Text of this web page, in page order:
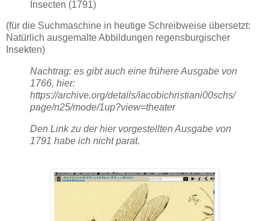
Insecten (1791)
(für die Suchmaschine in heutige Schreibweise übersetzt:
Natürlich ausgemalte Abbildungen regensburgischer
Insekten)
Nachtrag: es gibt auch eine frühere Ausgabe von
1766, hier:
https://archive.org/details/iacobichristiani00schs/
page/n25/mode/1up?view=theater
Den Link zu der hier vorgestellten Ausgabe von
1791 habe ich nicht parat.